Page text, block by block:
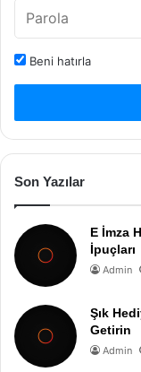
Beni hatırla
Son Yazılar
E İmza
İpuçları
Admin
Şık
Getirin
Admin